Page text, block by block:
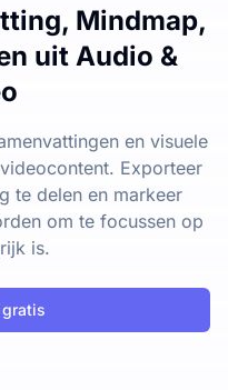
Mindmap,
uit Audio &
en visuele
Exporteer
te delen en markeer
om te focussen op
is.
gratis